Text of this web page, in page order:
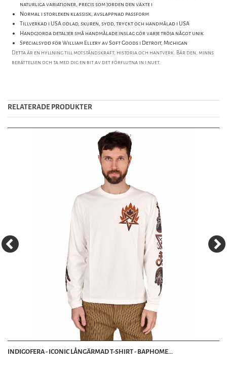
naturliga variationer, precis som jorden den växte i
Normal i storleken klassisk, avslappnad passform
Tillverkad i USA odlad, skuren, sydd, tryckt och handmålad i USA
Handgjorda detaljer små handmålade inslag gör varje tröja något unik
Specialsydd för William Ellery av Soft Goods i Detroit, Michigan
Detta är en hyllning till motståndskraft, historia och hantverk. Bär den, minns
berättelsen och ta med dig en bit av det förflutna in i nuet.
RELATERADE PRODUKTER
INDIGOFERA - ICONIC LÅNGÄRMAD T-SHIRT - BAPHOME...